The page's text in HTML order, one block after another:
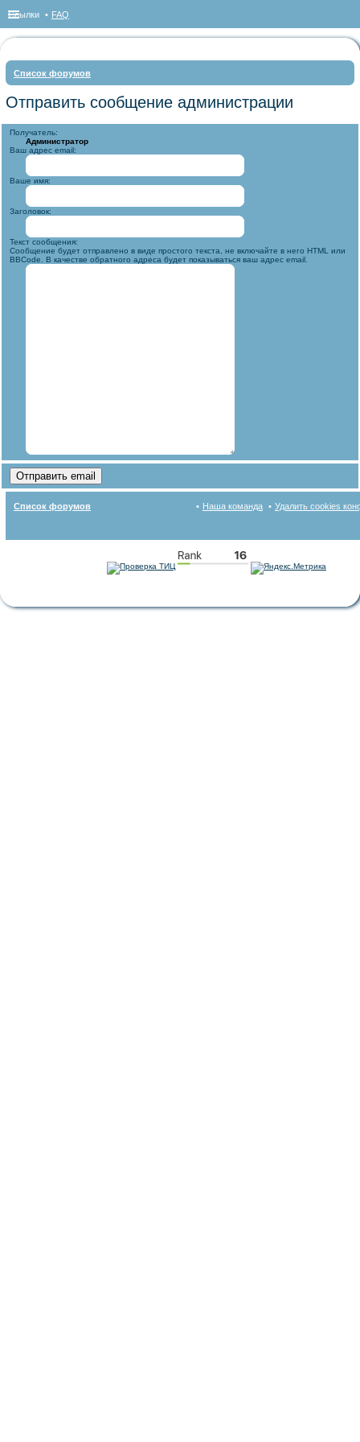
Ссылки FAQ
Список форумов
Отправить сообщение администрации
Получатель:
Администратор
Ваш адрес email:
Ваше имя:
Заголовок:
Текст сообщения:
Сообщение будет отправлено в виде простого текста, не включайте в него HTML или
BBCode. В качестве обратного адреса будет показываться ваш адрес email.
Список форумов Удалить cookies
Наша команда